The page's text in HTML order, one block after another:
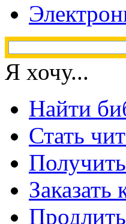
Я хочу...
Найти
Стать
Заказать